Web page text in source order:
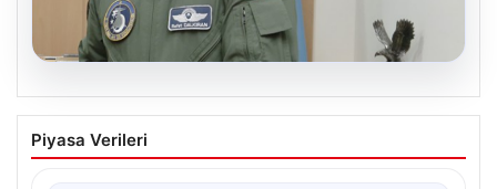
Rafet Dalkıran kimdir? Yeni Hava
Kuvvetleri Komutanı Rafet Dalkıran’ın
Piyasa Verileri